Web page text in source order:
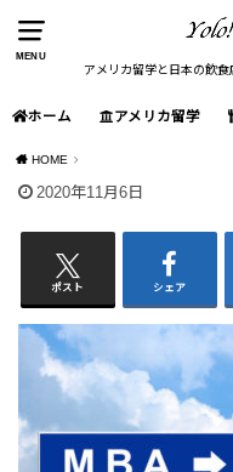
MENU
アメリカ留学と日本の飲
ホーム アメリカ留学
HOME
2020年11月6日
ポスト シェア